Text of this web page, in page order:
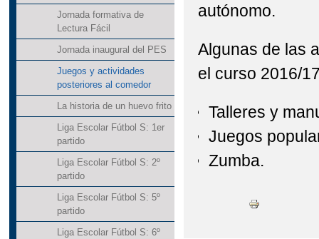
Jornada formativa de
Lectura Fácil
Jornada inaugural del PES
Juegos y actividades
posteriores al comedor
La historia de un huevo frito
Liga Escolar Fútbol S: 1er
partido
Liga Escolar Fútbol S: 2º
partido
Liga Escolar Fútbol S: 5º
partido
Liga Escolar Fútbol S: 6º
autónomo.
Algunas de las
el curso 2016/
Talleres y
Juegos
Zumba.